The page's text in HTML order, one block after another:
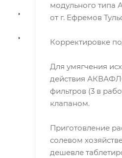
модульного
от г. Ефремов
Корректировке
Для умягчения
действия
фильтров (3 в
клапаном.
Приготовление
солевом
дешевле